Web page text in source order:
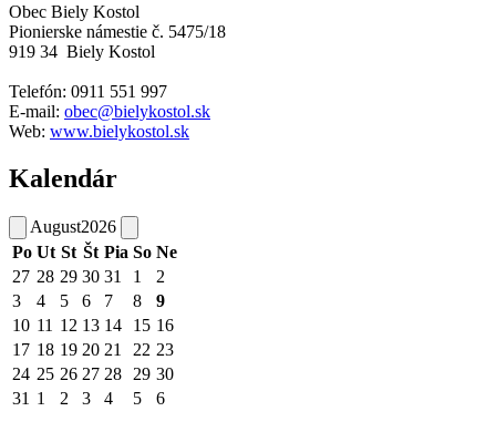
Obec Biely Kostol
Pionierske námestie č. 5475/18
919 34 Biely Kostol
Telefón: 0911 551 997
E-mail: obec@bielykostol.sk
Web: www.bielykostol.sk
Kalendár
August2026
Po Ut St Št Pia So Ne
27 28 29 30 31 1
2
3
4 5 6 7 8
9
10 11 12 13 14 15 16
17 18 19 20 21 22 23
24 25 26 27 28 29 30
31 1 2 3 4 5 6